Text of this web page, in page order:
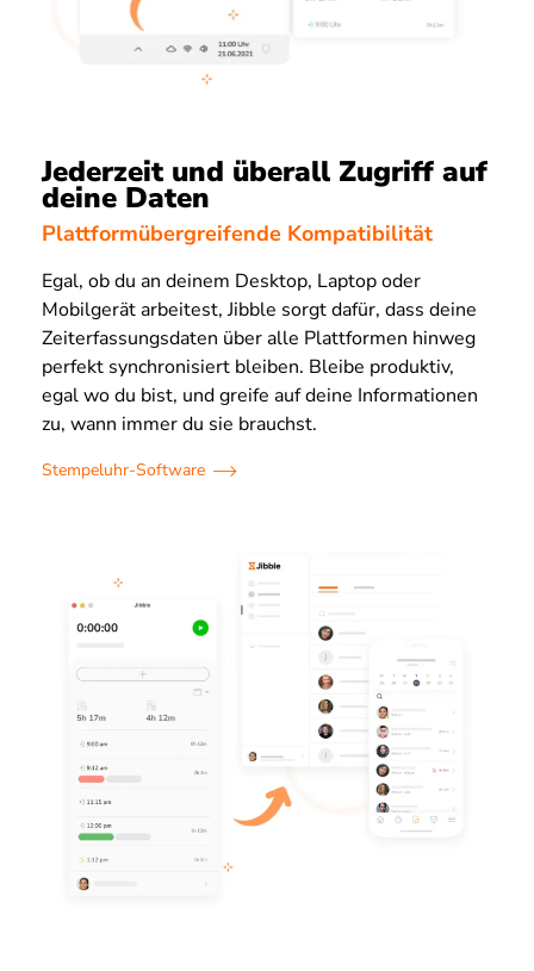
Jederzeit und überall Zugriff auf
deine Daten
Plattformübergreifende Kompatibilität
Egal, ob du an deinem Desktop, Laptop oder
Mobilgerät arbeitest, Jibble sorgt dafür, dass deine
Zeiterfassungsdaten über alle Plattformen hinweg
perfekt synchronisiert bleiben. Bleibe produktiv,
egal wo du bist, und greife auf deine Informationen
zu, wann immer du sie brauchst.
Stempeluhr-Software